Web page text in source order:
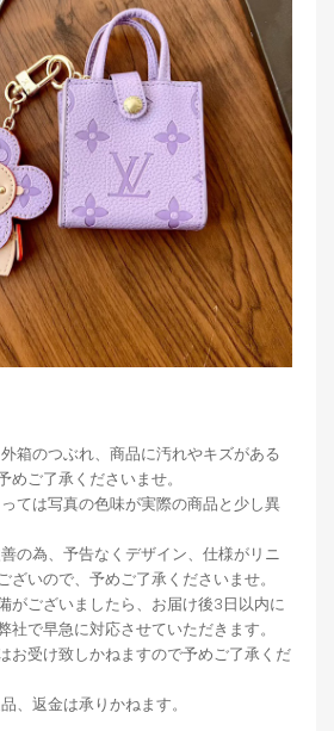
箱のつぶれ、商品に汚れやキズがある
ご了承くださいませ。
ては写真の色味が実際の商品と少し異
の為、予告なくデザイン、仕様がリニ
ざいので、予めご了承くださいませ。
がございましたら、お届け後3日以内に
社で早急に対応させていただきます。
お受け致しかねますので予めご了承くだ
、返金は承りかねます。